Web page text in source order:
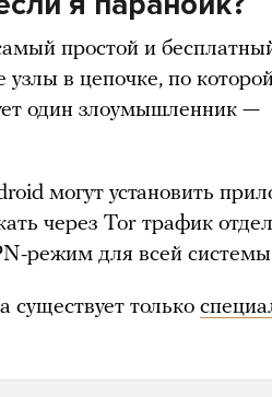
простой и
в цепочке, по
один злоумышленник —
могут установить
через Tor трафик
режим для всей
существует только